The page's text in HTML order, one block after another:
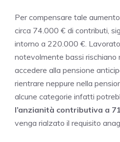
Per compensare tale
circa 74.000 € di contributi,
intorno a 220.000 €.
notevolmente bassi rischiano
accedere alla pensione
rientrare neppure nella
alcune categorie infatti
l’anzianità contributiva a
venga rialzato il requisito